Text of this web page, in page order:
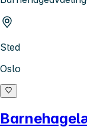
Sted
Oslo